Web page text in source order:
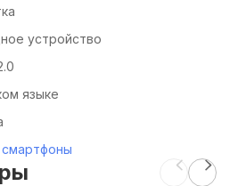
устройство
языке